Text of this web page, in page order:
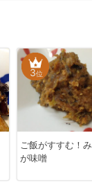
3位
ご飯がすすむ！
が味噌